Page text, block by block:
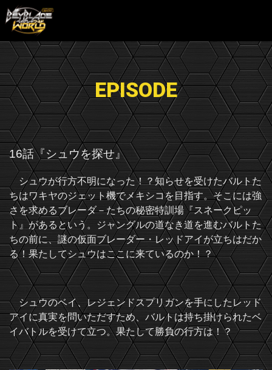
EPISODE
16話『シュウを探せ』
シュウが行方不明になった！？知らせを受けたバルトた
ちはワキヤのジェット機でメキシコを目指す。そこには強
さを求めるブレーダ－たちの秘密特訓場『スネークピッ
ト』があるという。ジャングルの道なき道を進むバルトた
ちの前に、謎の仮面ブレーダー・レッドアイが立ちはだか
る！果たしてシュウはここに来ているのか！？
シュウのベイ、レジェンドスプリガンを手にしたレッド
アイに真実を問いただすため、バルトは持ち掛けられたベ
イバトルを受けて立つ。果たして勝負の行方は！？